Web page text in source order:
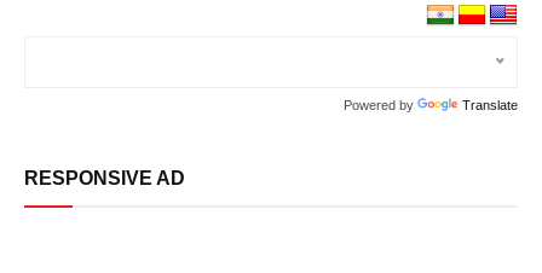
Powered by Translate
RESPONSIVE AD